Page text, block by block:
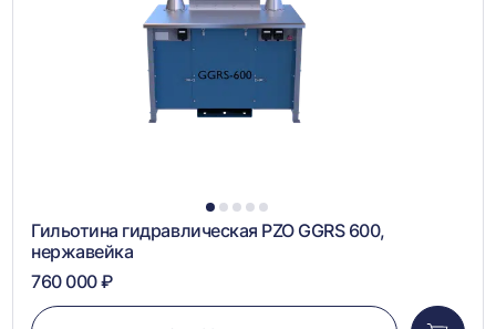
1 2 3 4 5
Гильотина гидравлическая PZO GGRS 600,
нержавейка
760 000 ₽